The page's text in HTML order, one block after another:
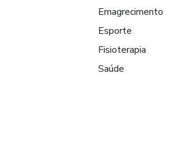
Emagrecimento
Esporte
Fisioterapia
Saúde